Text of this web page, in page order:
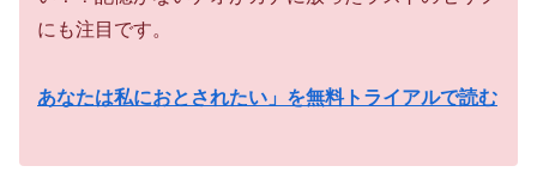
にも注目です。
あなたは私におとされたい」を無料トライアルで読む